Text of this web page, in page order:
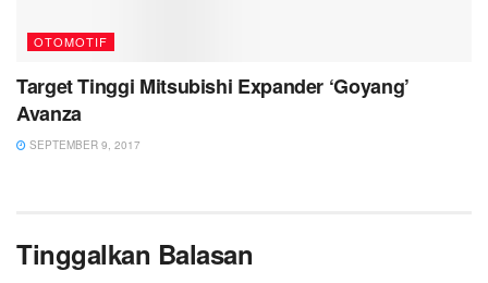
OTOMOTIF
Target Tinggi Mitsubishi Expander ‘Goyang’
Avanza
SEPTEMBER 9, 2017
Tinggalkan Balasan